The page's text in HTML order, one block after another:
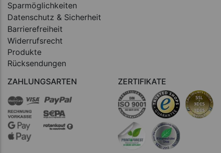
Sparmöglichkeiten
Datenschutz & Sicherheit
Barrierefreiheit
Widerrufsrecht
Produkte
Rücksendungen
ZAHLUNGSARTEN ZERTIFIKATE